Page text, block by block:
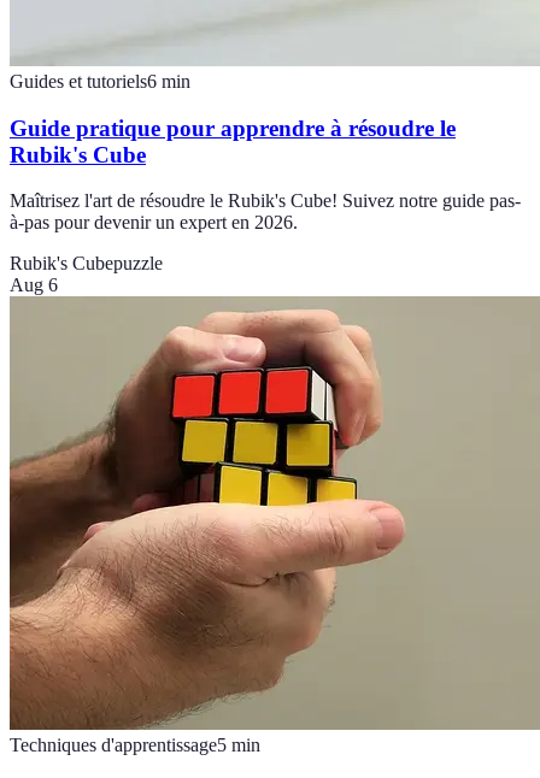
Guides et tutoriels6 min
Guide pratique pour apprendre à résoudre le
Rubik's Cube
Maîtrisez l'art de résoudre le Rubik's Cube! Suivez notre guide pas-
à-pas pour devenir un expert en 2026.
Rubik's Cubepuzzle
Aug 6
Techniques d'apprentissage5 min